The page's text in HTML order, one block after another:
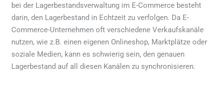
bei der Lagerbestandsverwaltung im E-Commerce besteht
darin, den Lagerbestand in Echtzeit zu verfolgen. Da E-
Commerce-Unternehmen oft verschiedene Verkaufskanäle
nutzen, wie z.B. einen eigenen Onlineshop, Marktplätze oder
soziale Medien, kann es schwierig sein, den genauen
Lagerbestand auf all diesen Kanälen zu synchronisieren.